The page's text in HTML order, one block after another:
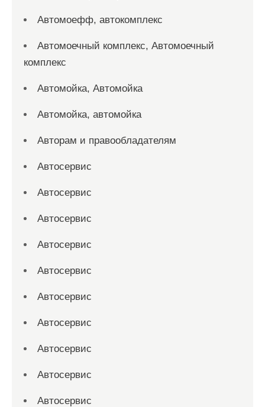
Автомоефф, автокомплекс
Автомоечный комплекс, Автомоечный
комплекс
Автомойка, Автомойка
Автомойка, автомойка
Авторам и правообладателям
Автосервис
Автосервис
Автосервис
Автосервис
Автосервис
Автосервис
Автосервис
Автосервис
Автосервис
Автосервис